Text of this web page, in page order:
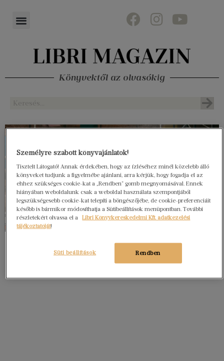
Könyvektől az olvasókig
Személyre szabott könyvajánlatok!
Tisztelt Látogató! Annak érdekében, hogy az ízléséhez minél közelebb álló
könyveket tudjunk a figyelmébe ajánlani, arra kérjük, hogy fogadja el az
ehhez szükséges cookie-kat a „Rendben” gomb megnyomásával. Ennek
hiányában weboldalunk csak a weboldal használata szempontjából
legszükségesebb cookie-kat telepíti a böngészőjébe, de cookie-preferenciáit
később is bármikor módosíthatja a Sütibeállítások menüpontban. További
részletekért olvassa el a
Libri Könyvkereskedelmi Kft. adatkezelési
tájékoztatóját!
Rendben
Süti beállítások